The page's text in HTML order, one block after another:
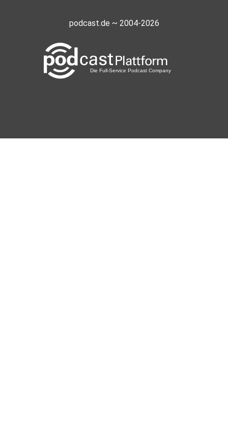
gkremp70
plotzks
Muster
podcast.de ~ 2004-2026